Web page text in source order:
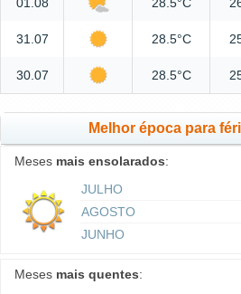
01.08 28.5°C
31.07 28.5°C
30.07 28.5°C
Melhor época para
Meses mais ensolarados:
JULHO
AGOSTO
JUNHO
Meses mais quentes: